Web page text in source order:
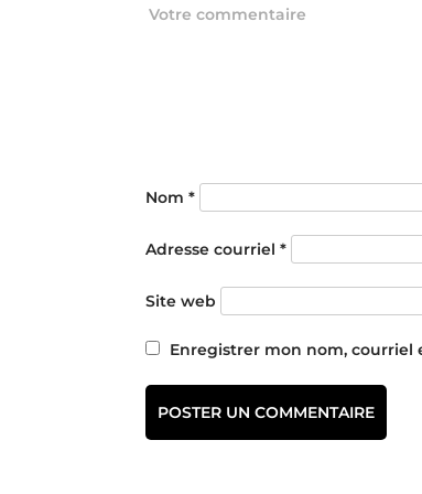
Nom *
Adresse courriel *
Site web
Enregistrer mon nom,